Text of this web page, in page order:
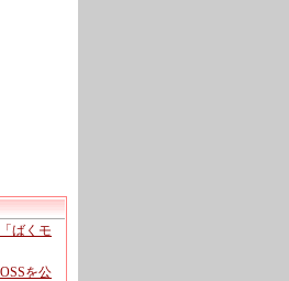
ばくモ
を公